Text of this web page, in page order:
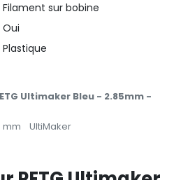
Filament sur bobine
Oui
Plastique
Ultimaker Bleu - 2.85mm -
mm UltiMaker